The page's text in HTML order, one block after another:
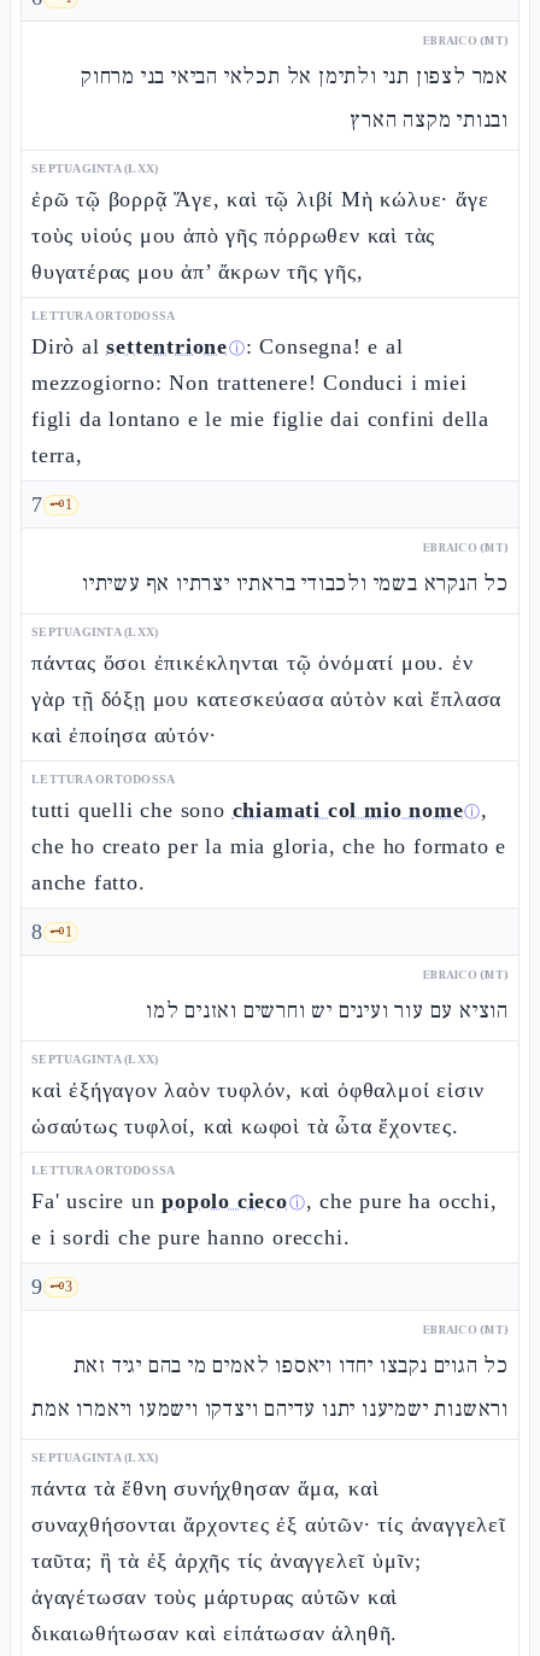
EBRAICO (MT)
אמר לצפון תני ולתימן אל תכלאי הביאי בני מרחוק
ובנותי מקצה הארץ
SEPTUAGINTA (LXX)
ἐρῶ τῷ βορρᾷ Ἄγε, καὶ τῷ λιβί Μὴ κώλυε· ἄγε
τοὺς υἱούς μου ἀπὸ γῆς πόρρωθεν καὶ τὰς
θυγατέρας μου ἀπ’ ἄκρων τῆς γῆς,
LETTURA ORTODOSSA
Dirò alsettentrioneⓘ: Consegna! e al
mezzogiorno: Non trattenere! Conduci i miei
figli da lontano e le mie figlie dai confini della
terra,
7 🗝️1
EBRAICO (MT)
כל הנקרא בשמי ולכבודי בראתיו יצרתיו אף עשיתיו
SEPTUAGINTA (LXX)
πάντας ὅσοι ἐπικέκληνται τῷ ὀνόματί μου. ἐν
γὰρ τῇ δόξῃ μου κατεσκεύασα αὐτὸν καὶ ἔπλασα
καὶ ἐποίησα αὐτόν·
LETTURA ORTODOSSA
tutti quelli che sono chiamati col mio nomeⓘ,
che ho creato per la mia gloria, che ho formato e
anche fatto.
8 🗝️1
EBRAICO (MT)
הוציא עם עור ועינים יש וחרשים ואזנים למו
SEPTUAGINTA (LXX)
καὶ ἐξήγαγον λαὸν τυφλόν, καὶ ὀφθαλμοί εἰσιν
ὡσαύτως τυφλοί, καὶ κωφοὶ τὰ ὦτα ἔχοντες.
LETTURA ORTODOSSA
Fa' uscire unpopolo ciecoⓘ, che pure ha occhi,
e i sordi che pure hanno orecchi.
9 🗝️3
EBRAICO (MT)
כל הגוים נקבצו יחדו ויאספו לאמים מי בהם יגיד זאת
וראשנות ישמיענו יתנו עדיהם ויצדקו וישמעו ויאמרו אמת
SEPTUAGINTA (LXX)
πάντα τὰ ἔθνη συνήχθησαν ἅμα, καὶ
συναχθήσονται ἄρχοντες ἐξ αὐτῶν· τίς ἀναγγελεῖ
ταῦτα; ἢ τὰ ἐξ ἀρχῆς τίς ἀναγγελεῖ ὑμῖν;
ἀγαγέτωσαν τοὺς μάρτυρας αὐτῶν καὶ
δικαιωθήτωσαν καὶ εἰπάτωσαν ἀληθῆ.